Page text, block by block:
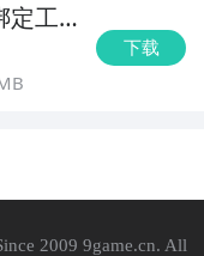
定工
下载
2009 9game.cn. All